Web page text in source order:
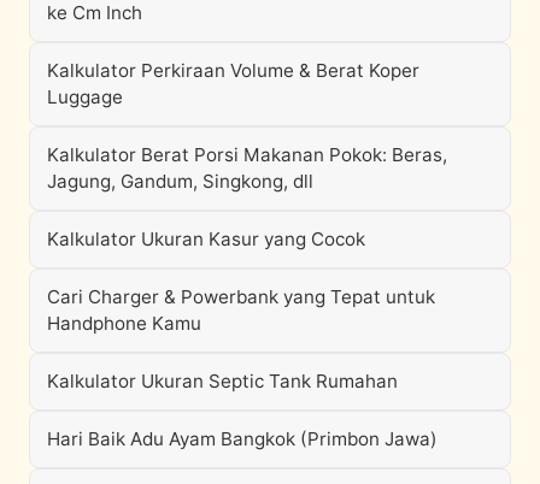
ke Cm Inch
Kalkulator Perkiraan Volume & Berat Koper
Luggage
Kalkulator Berat Porsi Makanan Pokok: Beras,
Jagung, Gandum, Singkong, dll
Kalkulator Ukuran Kasur yang Cocok
Cari Charger & Powerbank yang Tepat untuk
Handphone Kamu
Kalkulator Ukuran Septic Tank Rumahan
Hari Baik Adu Ayam Bangkok (Primbon Jawa)